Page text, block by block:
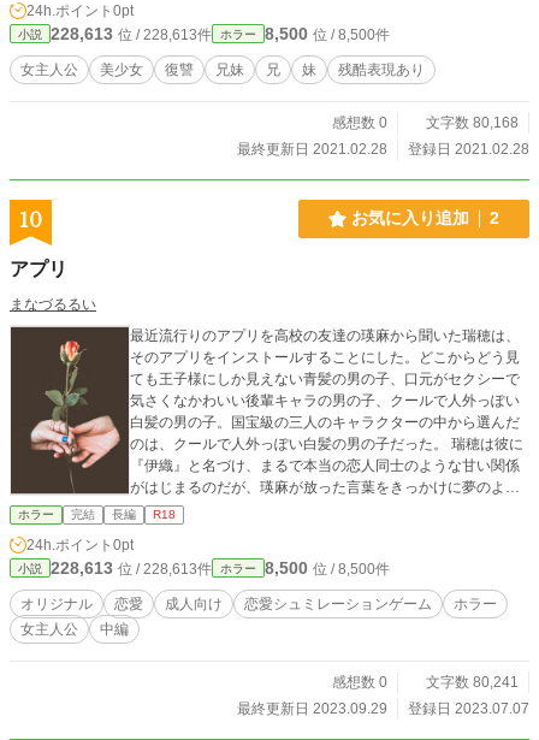
24h.ポイント 0pt
小説 228,613 位 / 228,613件 ホラー 8,500 位 / 8,500件
女主人公 美少女 復讐 兄妹 兄 妹 残酷表現あり
感想数 0
文字数 80,168
最終更新日 2021.02.28
登録日 2021.02.28
10 お気に入り追加 2
アプリ
まなづるるい
最近流行りのアプリを高校の友達の瑛麻から聞いた瑞穂は、
そのアプリをインストールすることにした。どこからどう見
ても王子様にしか見えない青髪の男の子、口元がセクシーで
気さくなかわいい後輩キャラの男の子、クールで人外っぽい
白髪の男の子。国宝級の三人のキャラクターの中から選んだ
のは、クールで人外っぽい白髪の男の子だった。 瑞穂は彼に
『伊織』と名づけ、まるで本当の恋人同士のような甘い関係
がはじまるのだが、瑛麻が放った言葉をきっかけに夢のよう
な日々から一転、現実とは思えない恐怖が瑞穂を襲う。
ホラー 完結 長編 R18
24h.ポイント 0pt
小説 228,613 位 / 228,613件 ホラー 8,500 位 / 8,500件
オリジナル 恋愛 成人向け 恋愛シュミレーションゲーム
ホラー
女主人公
中編
感想数 0
文字数 80,241
最終更新日 2023.09.29
登録日 2023.07.07